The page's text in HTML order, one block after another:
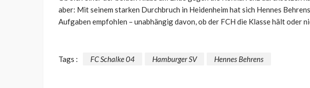
aber: Mit seinem starken Durchbruch in Heidenheim hat sich Hennes
Aufgaben empfohlen – unabhängig davon, ob der FCH die Klasse hält oder
Tags : FC Schalke 04 Hamburger SV Hennes Behrens